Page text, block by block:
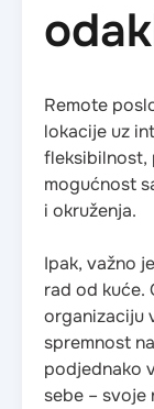
Remote
lokacije uz
fleksibilnost,
mogućnost
i okruženja.
Ipak, važno
rad od kuće.
organizaciju
spremnost
podjednako
sebe – svoje